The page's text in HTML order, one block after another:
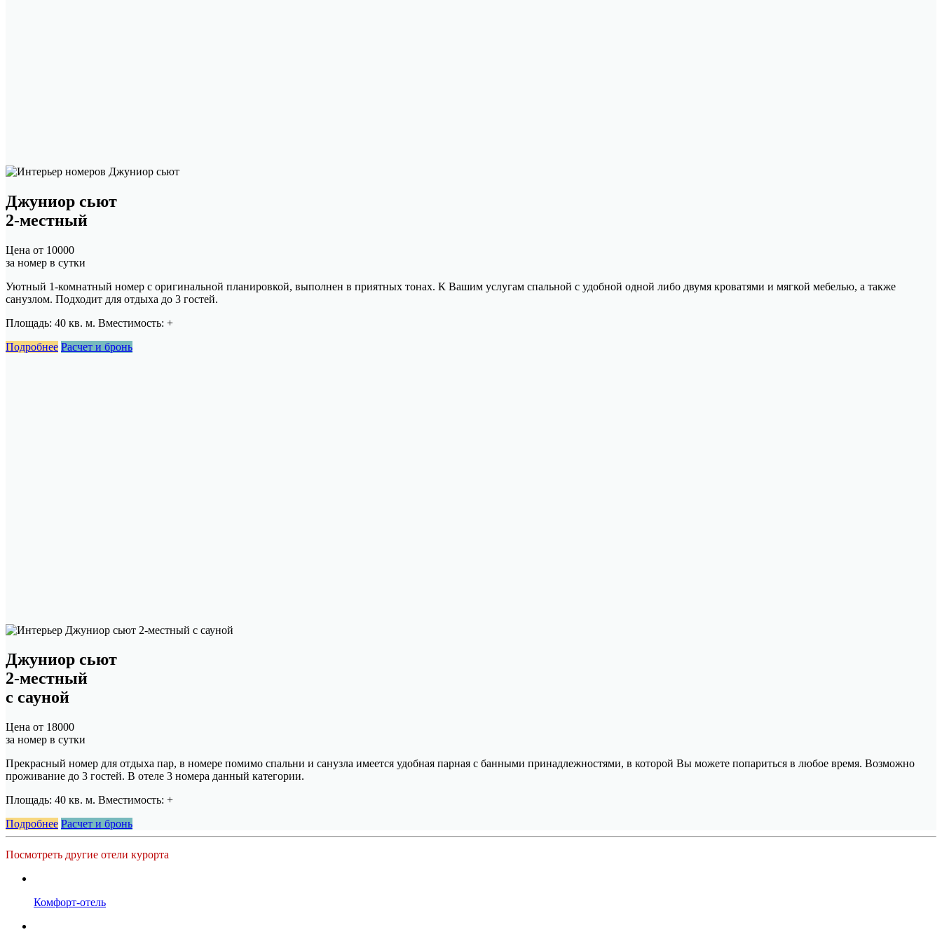
Джуниор сьют
2-местный
Цена от 10000
за номер в сутки
Уютный 1-комнатный номер с оригинальной планировкой, выполнен в приятных тонах. К Вашим услугам спальной с удобной одной либо двумя кроватями и мягкой мебелью, а также
санузлом. Подходит для отдыха до 3 гостей.
Площадь: 40 кв. м. Вместимость: +
Подробнее Расчет и бронь
Джуниор сьют
2-местный
с сауной
Цена от 18000
за номер в сутки
Прекрасный номер для отдыха пар, в номере помимо спальни и санузла имеется удобная парная с банными принадлежностями, в которой Вы можете попариться в любое время. Возможно
проживание до 3 гостей. В отеле 3 номера данный категории.
Площадь: 40 кв. м. Вместимость: +
Подробнее Расчет и бронь
Посмотреть другие отели курорта
Комфорт-отель